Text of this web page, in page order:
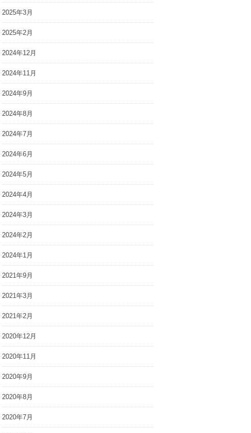
2025年3月
2025年2月
2024年12月
2024年11月
2024年9月
2024年8月
2024年7月
2024年6月
2024年5月
2024年4月
2024年3月
2024年2月
2024年1月
2021年9月
2021年3月
2021年2月
2020年12月
2020年11月
2020年9月
2020年8月
2020年7月